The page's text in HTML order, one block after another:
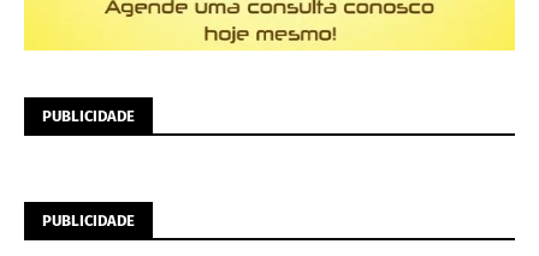
PUBLICIDADE
PUBLICIDADE